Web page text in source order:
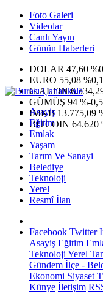
Foto Galeri
Videolar
Canlı Yayın
Günün Haberleri
DOLAR 47,60
EURO 55,08
G.ALTIN
GÜMÜŞ 94 %-
IMKB 13.775,09
BITCOIN 64.620
Asayiş
Eğitim
Emlak
Yaşam
Tarım Ve Sanayi
Belediye
Teknoloji
Yerel
Resmî İlan
Facebook Twitter
Asayiş Eğitim
Teknoloji Yerel
Gündem İlçe -
Ekonomi Siyaset
Künye İletişim